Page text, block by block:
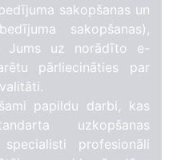
sakopšanas un
sakopšanas),
Jums uz norādīto e-
pārliecināties par
papildu darbi, kas
uzkopšanas
profesionāli